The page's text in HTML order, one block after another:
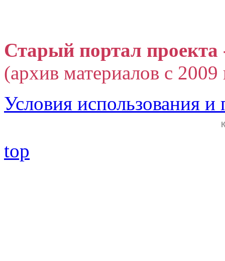
Старый портал
(архив материалов с
Условия использования
top